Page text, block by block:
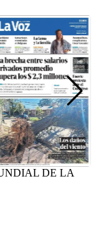
DE LA